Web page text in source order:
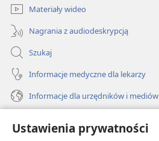
Ustawienia prywatności
Materiały wideo
Nagrania z audiodeskrypcją
Szukaj
Informacje medyczne dla lekarzy
Informacje dla urzędników i mediów